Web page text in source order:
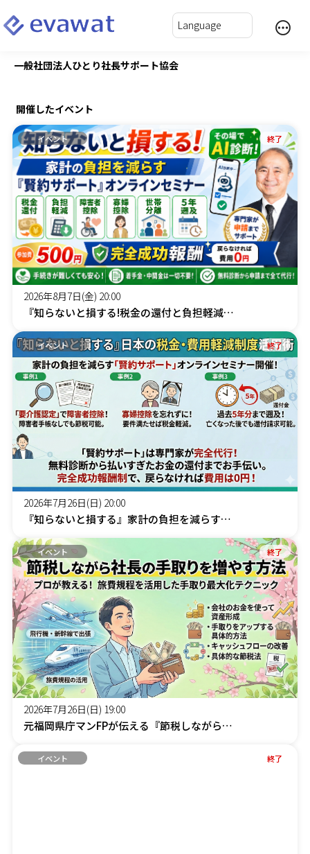
一般社団法人ひとり社長サポート協会
開催したイベント
イベント 終了
2026年8月7日(金) 20:00
『知らないと損する!税金の還付と負担軽減の仕組み』～3分AI診断付きオンラインセミナー
イベント 終了
2026年7月26日(日) 20:00
『知らないと損する』家計の負担を減らす「賢約(けんやく)サポート」オンラインセミナー
イベント 終了
2026年7月26日(日) 19:00
元福岡県庁マンFPが伝える『節税しながら社長の手取りを増やす』オンラインセミナー
イベント 終了